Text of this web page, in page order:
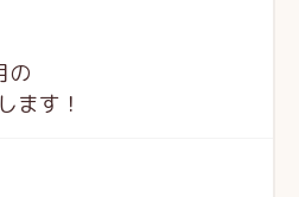
の
ます！